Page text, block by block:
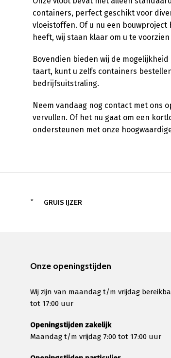
containers, perfect geschikt voor
vloeistoffen. Of u nu een
heeft, wij staan klaar om u te
Bovendien bieden wij de
taart, kunt u zelfs containers
bedrijfsuitstraling.
Neem vandaag nog contact met ons
vervullen. Of het nu gaat om een
ondersteunen met onze
GRUIS IJZER
Onze openingstijden
Wij zijn van maandag t/m vrijdag
tot 17:00 uur
Openingstijden zakelijk
Maandag t/m vrijdag 7:00 tot 17:00 uur